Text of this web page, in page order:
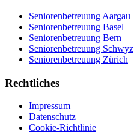
Seniorenbetreuung Aargau
Seniorenbetreuung Basel
Seniorenbetreuung Bern
Seniorenbetreuung Schwyz
Seniorenbetreuung Zürich
Rechtliches
Impressum
Datenschutz
Cookie-Richtlinie